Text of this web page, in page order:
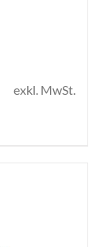
exkl. MwSt.